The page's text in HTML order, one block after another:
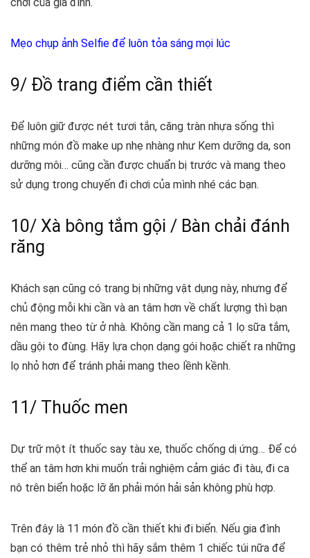
Mẹo chụp ảnh Selfie để luôn tỏa sáng mọi lúc
9/ Đồ trang điểm cần thiết
Để luôn giữ được nét tươi tắn, căng tràn nhựa sống thì
những món đồ make up nhẹ nhàng như Kem dưỡng da, son
dưỡng môi… cũng cần được chuẩn bị trước và mang theo
sử dụng trong chuyến đi chơi của mình nhé các bạn.
10/ Xà bông tắm gội / Bàn chải đánh
răng
Khách sạn cũng có trang bị những vật dụng này, nhưng để
chủ động mỗi khi cần và an tâm hơn về chất lượng thì bạn
nên mang theo từ ở nhà. Không cần mang cả 1 lọ sữa tắm,
dầu gội to đùng. Hãy lựa chọn dạng gói hoặc chiết ra những
lọ nhỏ hơn để tránh phải mang theo lềnh kềnh.
11/ Thuốc men
Dự trữ một ít thuốc say tàu xe, thuốc chống dị ứng… Để có
thể an tâm hơn khi muốn trải nghiệm cảm giác đi tàu, đi ca
nô trên biển hoặc lỡ ăn phải món hải sản không phù hợp.
Trên đây là 11 món đồ cần thiết khi đi biển. Nếu gia đình
bạn có thêm trẻ nhỏ thì hãy sắm thêm 1 chiếc túi nữa để